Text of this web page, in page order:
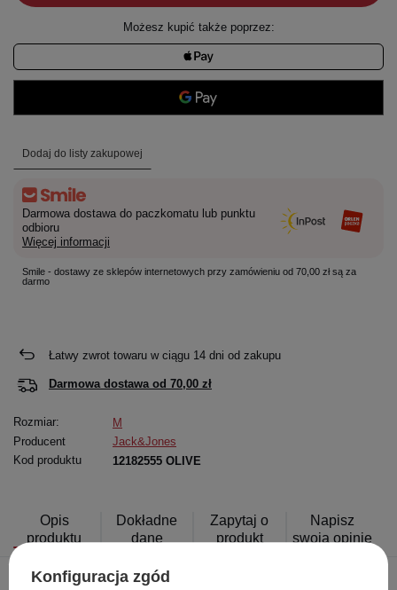
Możesz kupić także poprzez:
Dodaj do listy zakupowej
Darmowa dostawa do paczkomatu lub punktu
odbioru
Więcej informacji
Smile - dostawy ze sklepów internetowych przy zamówieniu od 70,00 zł są za
darmo
Łatwy zwrot towaru w ciągu 14 dni od zakupu
Darmowa dostawa od 70,00 zł
Rozmiar:
M
Producent
Jack&Jones
Kod produktu
12182555 OLIVE
Opis
produktu
Dokładne
dane
Zapytaj o
produkt
Napisz
swoją opinię
Konfiguracja zgód